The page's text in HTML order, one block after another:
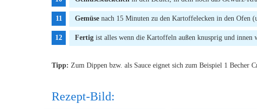
Gemüse nach 15 Minuten zu den Kartoffelecken in den Ofen
Fertig ist alles wenn die Kartoffeln außen knusprig und innen
Tipp: Zum Dippen bzw. als Sauce eignet sich zum Beispiel 1 Becher
Rezept-Bild: